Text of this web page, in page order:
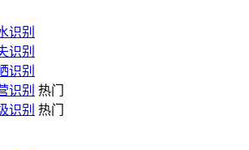
识别
识别
识别
识别 热门
识别 热门